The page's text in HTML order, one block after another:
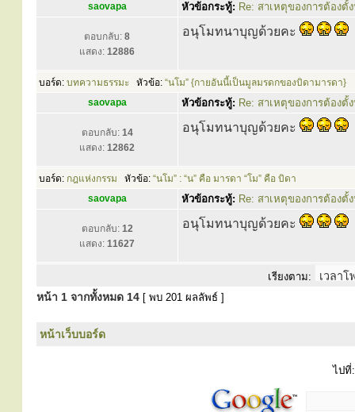
saovapa
หัวข้อกระทู้: Re: สาเหตุของการต้อง
ตอบกลับ: 8
แสดง: 12886
อนุโมทนาบุญด้วยคะ
บอร์ด: บทความธรรมะ หัวข้อ: “นโม” {กายอันนี้เป็นมูลมรดกของบิดามารดา}
saovapa
หัวข้อกระทู้: Re: สาเหตุของการต้อง
ตอบกลับ: 14
แสดง: 12862
อนุโมทนาบุญด้วยคะ
บอร์ด: กฎแห่งกรรม หัวข้อ: “นโม” : “น” คือ มารดา “โม” คือ บิดา
saovapa
หัวข้อกระทู้: Re: สาเหตุของการต้อง
ตอบกลับ: 12
แสดง: 11627
อนุโมทนาบุญด้วยคะ
เรียงตาม:
หน้า 1 จากทั้งหมด 14 [ พบ 201 ผลลัพธ์ ]
หน้าเว็บบอร์ด
ไปที่: